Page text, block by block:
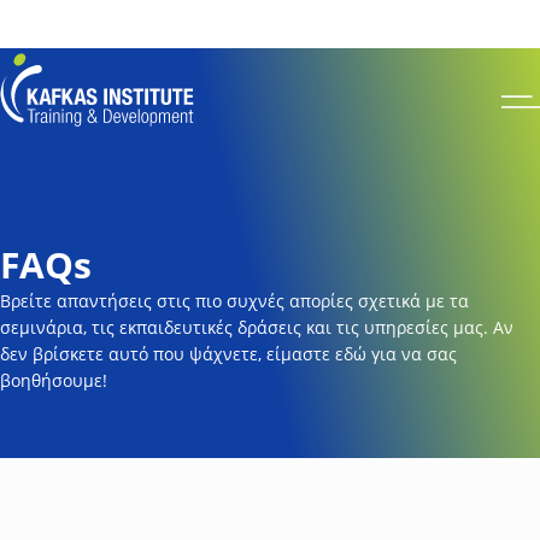
Kafkas Insitute Logo
FAQs
Βρείτε απαντήσεις στις πιο συχνές απορίες σχετικά με τα
σεμινάρια, τις εκπαιδευτικές δράσεις και τις υπηρεσίες μας. Αν
δεν βρίσκετε αυτό που ψάχνετε, είμαστε εδώ για να σας
βοηθήσουμε!